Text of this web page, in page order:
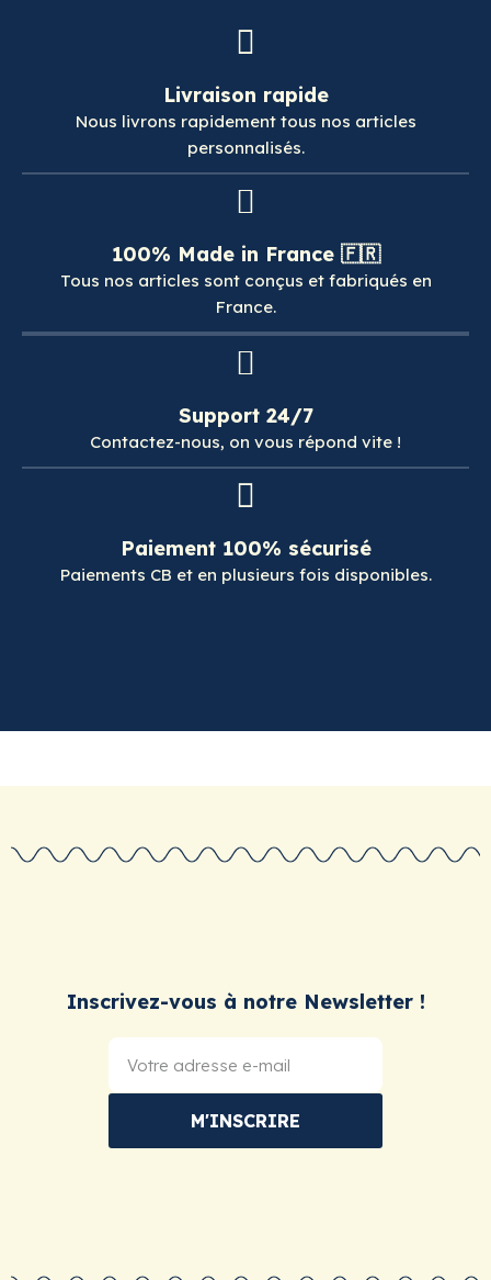
Livraison rapide
Nous livrons rapidement tous nos articles
personnalisés.
100% Made in France 🇫🇷
Tous nos articles sont conçus et fabriqués en
France.
Support 24/7
Contactez-nous, on vous répond vite !
Paiement 100% sécurisé
Paiements CB et en plusieurs fois disponibles.
Inscrivez-vous à notre Newsletter !
M'INSCRIRE